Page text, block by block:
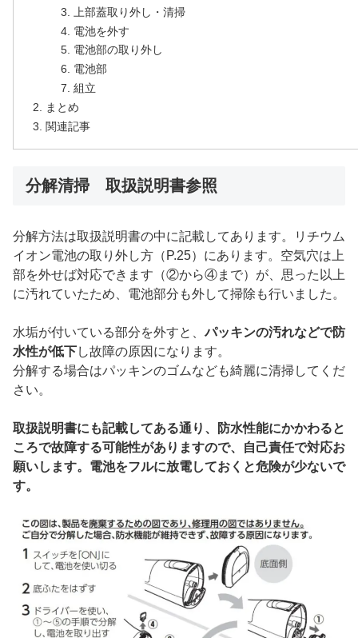
上部蓋取り外し・清掃
電池を外す
電池部の取り外し
電池部
組立
まとめ
関連記事
分解清掃 取扱説明書参照
分解方法は取扱説明書の中に記載してあります。リチウム
イオン電池の取り外し方（P.25）にあります。空気穴は上
部を外せば対応できます（②から④まで）が、思った以上
に汚れていたため、電池部分も外して掃除も行いました。
水垢が付いている部分を外すと、パッキンの汚れなどで防
水性が低下し故障の原因になります。
分解する場合はパッキンのゴムなども綺麗に清掃してくだ
さい。
取扱説明書にも記載してある通り、防水性能にかかわると
ころで故障する可能性がありますので、自己責任で対応お
願いします。電池をフルに放電しておくと危険が少ないで
す。